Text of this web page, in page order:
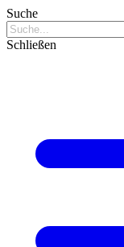
Suche
Schließen